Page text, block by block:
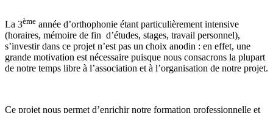
La 3ème année d’orthophonie étant particulièrement intensive
(horaires, mémoire de fin d’études, stages, travail personnel),
s’investir dans ce projet n’est pas un choix anodin : en effet, une
grande motivation est nécessaire puisque nous consacrons la plupart
de notre temps libre à l’association et à l’organisation de notre projet.
Ce projet nous permet d’enrichir notre formation professionnelle et